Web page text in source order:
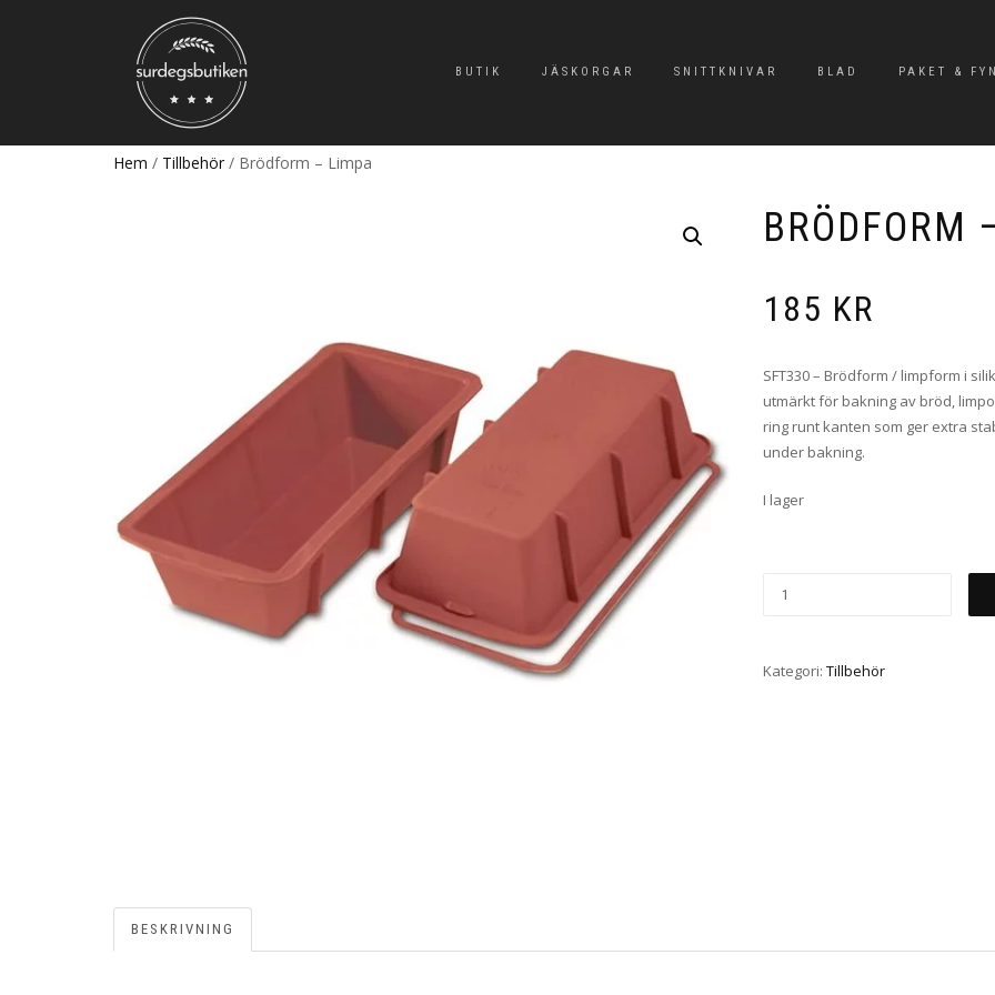
BUTIK JÄSKORGAR SNITTKNIVAR BLAD PAKET &
Hem / Tillbehör / Brödform – Limpa
BRÖDFORM
185 KR
SFT330 – Brödform / limpform i
utmärkt för bakning av bröd,
ring runt kanten som ger extra
under bakning.
I lager
Kategori: Tillbehör
BESKRIVNING